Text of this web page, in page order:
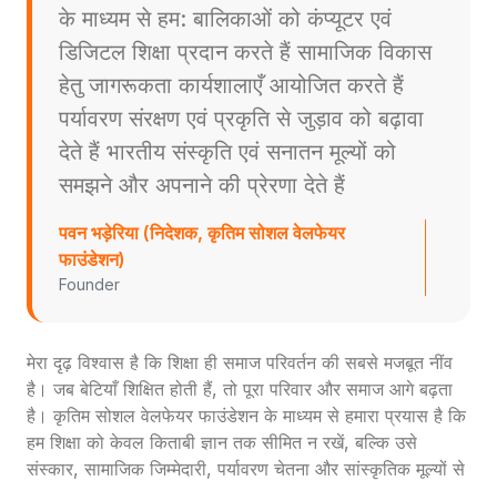
के माध्यम से हम: बालिकाओं को कंप्यूटर एवं
डिजिटल शिक्षा प्रदान करते हैं सामाजिक विकास
हेतु जागरूकता कार्यशालाएँ आयोजित करते हैं
पर्यावरण संरक्षण एवं प्रकृति से जुड़ाव को बढ़ावा
देते हैं भारतीय संस्कृति एवं सनातन मूल्यों को
समझने और अपनाने की प्रेरणा देते हैं
पवन भड़ेरिया (निदेशक, कृतिम सोशल वेलफेयर
फाउंडेशन)
Founder
मेरा दृढ़ विश्वास है कि शिक्षा ही समाज परिवर्तन की सबसे मजबूत नींव
है। जब बेटियाँ शिक्षित होती हैं, तो पूरा परिवार और समाज आगे बढ़ता
है। कृतिम सोशल वेलफेयर फाउंडेशन के माध्यम से हमारा प्रयास है कि
हम शिक्षा को केवल किताबी ज्ञान तक सीमित न रखें, बल्कि उसे
संस्कार, सामाजिक जिम्मेदारी, पर्यावरण चेतना और सांस्कृतिक मूल्यों से